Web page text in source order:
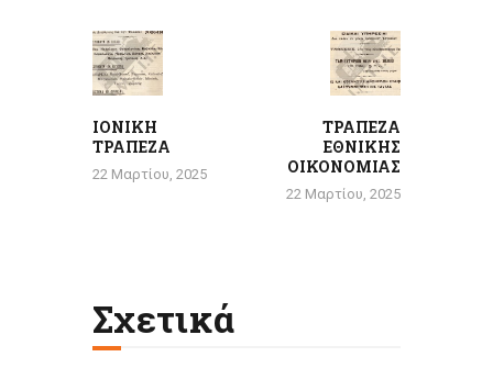
άρθρων
ΙΟΝΙΚΗ
ΤΡΑΠΕΖΑ
22 Μαρτίου, 2025
ΤΡΑΠΕΖΑ
ΕΘΝΙΚΗΣ
ΟΙΚΟΝΟΜΙΑΣ
22 Μαρτίου, 2025
Σχετικά